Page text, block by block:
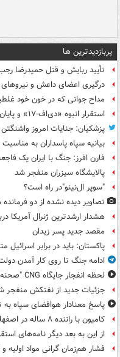
پربازدیدترین ها
تأیید ربایش و قتل حمیدرضا
درگیری اعضای داعش و
مداح جوانی که در خون خود
استقرار انبوه «دی‌اف‑۱۷» و پایان عصر پدافند آمریکا +عکس
پزشکیان: جنایات امروز
بیانیه سپاه پاسداران به مناسبت
فارن افرز: جنگ با ایران یک
پالایشگاه سیزران منفجر شد
"سوپر ال‌نینو"در راه است؟
تصاویر دیده‌ نشده از دو
هشدار ارشدترین ژنرال آمریکا
مقصد جدید پسر زیدان
پاکستان: باید در برابر اسرائیل
ادامه جنگ تا روی کار آمدن
لحظه انفجار جایگاه CNG "صحنه" در دوربین مداربسته
جزئیات جدید از نفتکش منفجر
پاسخ معنادار هوافضای سپاه به
کامیون با راننده ۸ ساله در اصفهان توقیف شد
از این به بعد دیگر نامه‌های
فشار هم‌زمان گرانی مواد اولیه